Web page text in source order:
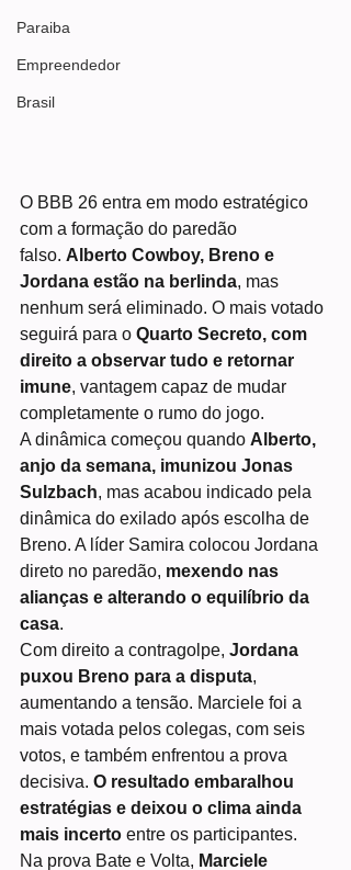
Paraiba
Empreendedor
Brasil
O BBB 26 entra em modo estratégico
com a formação do paredão
falso. Alberto Cowboy, Breno e
Jordana estão na berlinda, mas
nenhum será eliminado. O mais votado
seguirá para o Quarto Secreto, com
direito a observar tudo e retornar
imune, vantagem capaz de mudar
completamente o rumo do jogo.
A dinâmica começou quando Alberto,
anjo da semana, imunizou Jonas
Sulzbach, mas acabou indicado pela
dinâmica do exilado após escolha de
Breno. A líder Samira colocou Jordana
direto no paredão, mexendo nas
alianças e alterando o equilíbrio da
casa.
Com direito a contragolpe, Jordana
puxou Breno para a disputa,
aumentando a tensão. Marciele foi a
mais votada pelos colegas, com seis
votos, e também enfrentou a prova
decisiva. O resultado embaralhou
estratégias e deixou o clima ainda
mais incerto entre os participantes.
Na prova Bate e Volta, Marciele